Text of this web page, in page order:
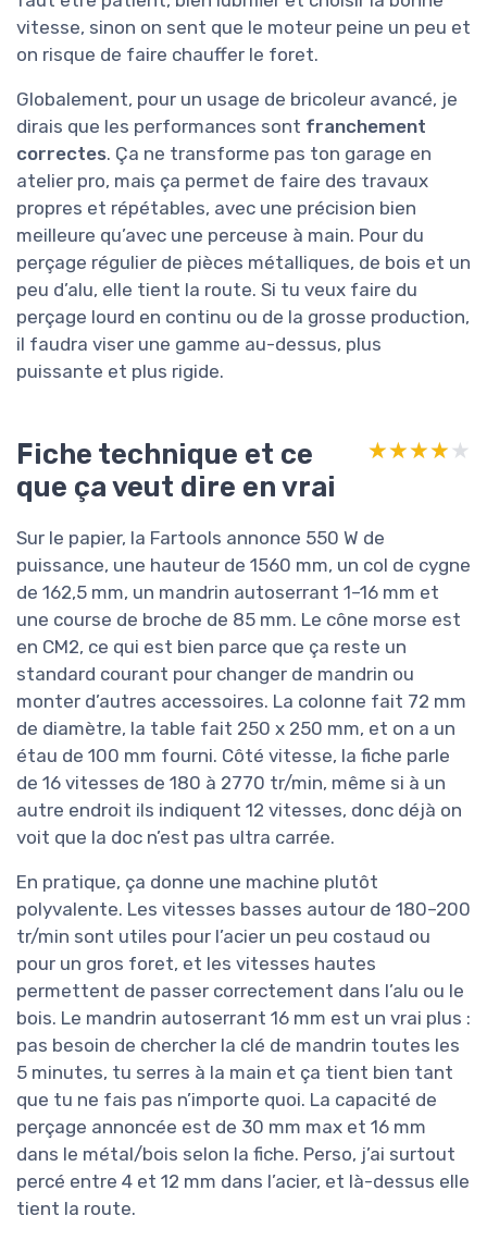
vitesse, sinon on sent que le moteur peine un peu et
on risque de faire chauffer le foret.
Globalement, pour un usage de bricoleur avancé, je
dirais que les performances sont franchement
correctes. Ça ne transforme pas ton garage en
atelier pro, mais ça permet de faire des travaux
propres et répétables, avec une précision bien
meilleure qu’avec une perceuse à main. Pour du
perçage régulier de pièces métalliques, de bois et un
peu d’alu, elle tient la route. Si tu veux faire du
perçage lourd en continu ou de la grosse production,
il faudra viser une gamme au-dessus, plus
puissante et plus rigide.
Fiche technique et ce
que ça veut dire en vrai
★★★★★
★★★★★
Sur le papier, la Fartools annonce 550 W de
puissance, une hauteur de 1560 mm, un col de cygne
de 162,5 mm, un mandrin autoserrant 1–16 mm et
une course de broche de 85 mm. Le cône morse est
en CM2, ce qui est bien parce que ça reste un
standard courant pour changer de mandrin ou
monter d’autres accessoires. La colonne fait 72 mm
de diamètre, la table fait 250 x 250 mm, et on a un
étau de 100 mm fourni. Côté vitesse, la fiche parle
de 16 vitesses de 180 à 2770 tr/min, même si à un
autre endroit ils indiquent 12 vitesses, donc déjà on
voit que la doc n’est pas ultra carrée.
En pratique, ça donne une machine plutôt
polyvalente. Les vitesses basses autour de 180–200
tr/min sont utiles pour l’acier un peu costaud ou
pour un gros foret, et les vitesses hautes
permettent de passer correctement dans l’alu ou le
bois. Le mandrin autoserrant 16 mm est un vrai plus :
pas besoin de chercher la clé de mandrin toutes les
5 minutes, tu serres à la main et ça tient bien tant
que tu ne fais pas n’importe quoi. La capacité de
perçage annoncée est de 30 mm max et 16 mm
dans le métal/bois selon la fiche. Perso, j’ai surtout
percé entre 4 et 12 mm dans l’acier, et là-dessus elle
tient la route.